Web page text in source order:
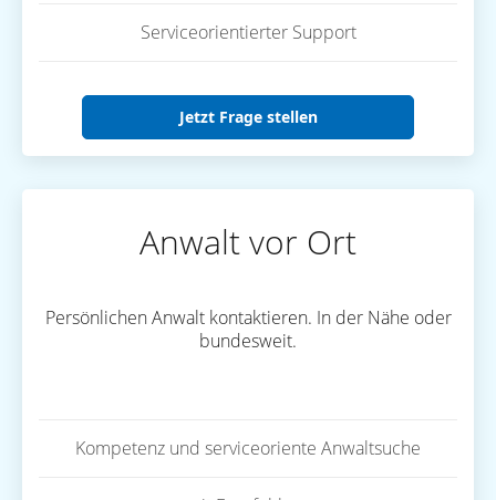
Serviceorientierter Support
Jetzt Frage stellen
Anwalt vor Ort
Persönlichen Anwalt kontaktieren. In der Nähe oder
bundesweit.
Kompetenz und serviceoriente Anwaltsuche